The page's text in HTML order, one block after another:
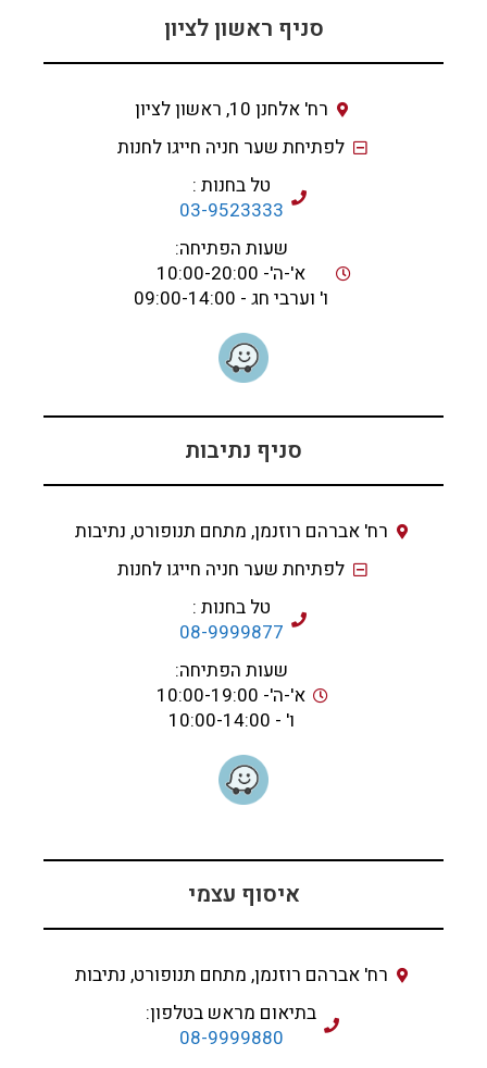
סניף ראשון לציון
רח' אלחנן 10, ראשון לציון
לפתיחת שער חניה חייגו לחנות
טל בחנות :
03-9523333
שעות הפתיחה:
א'-ה'- 10:00-20:00
ו' וערבי חג - 09:00-14:00
סניף נתיבות
רח' אברהם רוזנמן, מתחם תנופורט, נתיבות
לפתיחת שער חניה חייגו לחנות
טל בחנות :
08-9999877
שעות הפתיחה:
א'-ה'- 10:00-19:00
ו' - 10:00-14:00
איסוף עצמי
רח' אברהם רוזנמן, מתחם תנופורט, נתיבות
בתיאום מראש בטלפון:
08-9999880